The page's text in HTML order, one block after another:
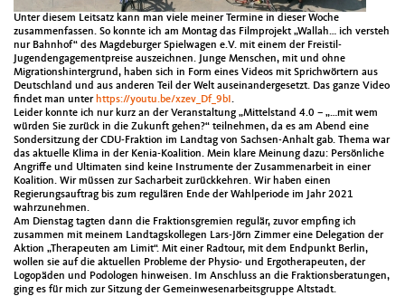
Unter diesem Leitsatz kann man viele meiner Termine in dieser Woche
zusammenfassen. So konnte ich am Montag das Filmprojekt „Wallah… ich versteh
nur Bahnhof“ des Magdeburger Spielwagen e.V. mit einem der Freistil-
Jugendengagementpreise auszeichnen. Junge Menschen, mit und ohne
Migrationshintergrund, haben sich in Form eines Videos mit Sprichwörtern aus
Deutschland und aus anderen Teil der Welt auseinandergesetzt. Das ganze Video
findet man unter https://youtu.be/xzev_Df_9bI .
Leider konnte ich nur kurz an der Veranstaltung „Mittelstand 4.0 – „…mit wem
würden Sie zurück in die Zukunft gehen?“ teilnehmen, da es am Abend eine
Sondersitzung der CDU-Fraktion im Landtag von Sachsen-Anhalt gab. Thema war
das aktuelle Klima in der Kenia-Koalition. Mein klare Meinung dazu: Persönliche
Angriffe und Ultimaten sind keine Instrumente der Zusammenarbeit in einer
Koalition. Wir müssen zur Sacharbeit zurückkehren. Wir haben einen
Regierungsauftrag bis zum regulären Ende der Wahlperiode im Jahr 2021
wahrzunehmen.
Am Dienstag tagten dann die Fraktionsgremien regulär, zuvor empfing ich
zusammen mit meinem Landtagskollegen Lars-Jörn Zimmer eine Delegation der
Aktion „Therapeuten am Limit“. Mit einer Radtour, mit dem Endpunkt Berlin,
wollen sie auf die aktuellen Probleme der Physio- und Ergotherapeuten, der
Logopäden und Podologen hinweisen. Im Anschluss an die Fraktionsberatungen,
ging es für mich zur Sitzung der Gemeinwesenarbeitsgruppe Altstadt.